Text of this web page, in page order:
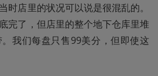
时店里的状况可以说是很混乱的。
完了，但店里的整个地下仓库里堆
我们每盘只售99美分，但即使这